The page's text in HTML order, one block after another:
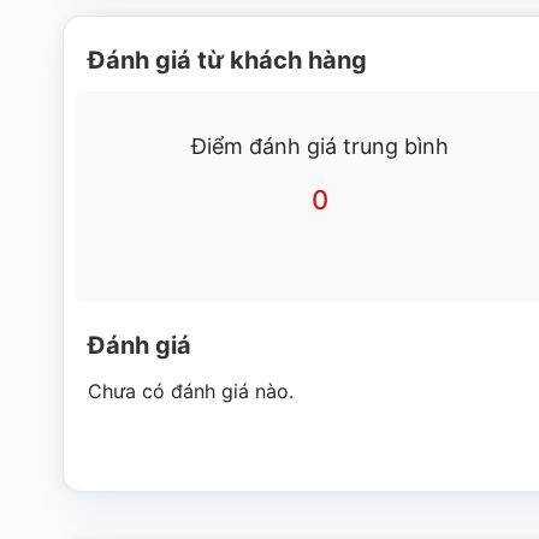
nocookie.com/embed/xfnX5XndcrM”
width=”640″]
Đánh giá từ khách hàng
Điểm đánh giá trung bình
0
Đánh giá
Chưa có đánh giá nào.